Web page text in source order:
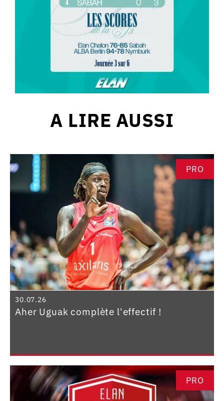
A LIRE AUSSI
PRO
30.07.26
Aher Uguak complète l'effectif !
PRO